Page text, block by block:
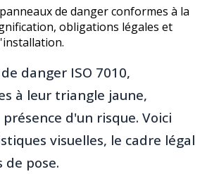
de danger conformes à la
obligations légales et
danger ISO 7010,
à leur triangle jaune,
d'un risque. Voici
visuelles, le cadre légal
de pose.